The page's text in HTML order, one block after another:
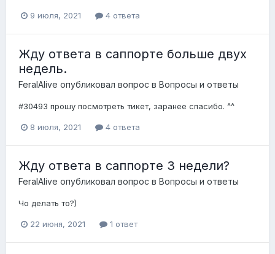
9 июля, 2021 4 ответа
Жду ответа в саппорте больше двух
недель.
FeralAlive опубликовал вопрос в Вопросы и ответы
#30493 прошу посмотреть тикет, заранее спасибо. ^^
8 июля, 2021 4 ответа
Жду ответа в саппорте 3 недели?
FeralAlive опубликовал вопрос в Вопросы и ответы
Чо делать то?)
22 июня, 2021 1 ответ